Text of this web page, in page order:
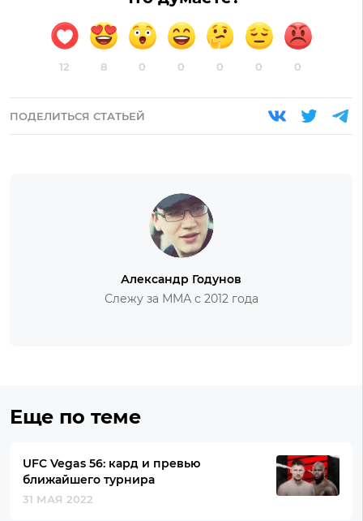
12 8 0 0 0 0 0
ПОДЕЛИТЬСЯ СТАТЬЕЙ
Александр Годунов
Слежу за ММА с 2012 года
Еще по теме
UFC Vegas 56: кард и превью
ближайшего турнира
31 МАЯ 2022